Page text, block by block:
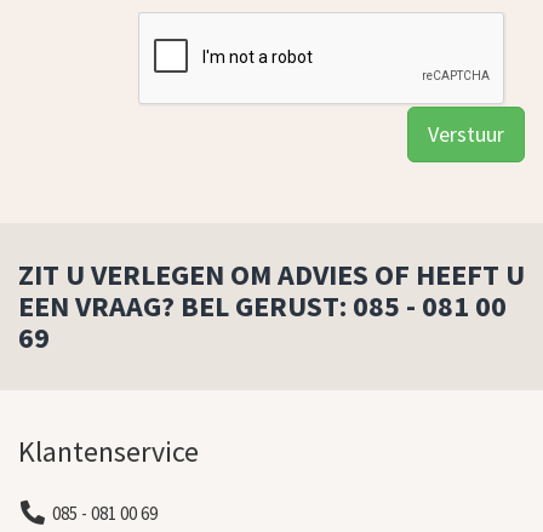
ZIT U VERLEGEN OM ADVIES OF HEEFT U
EEN VRAAG? BEL GERUST: 085 - 081 00
69
Klantenservice
085 - 081 00 69